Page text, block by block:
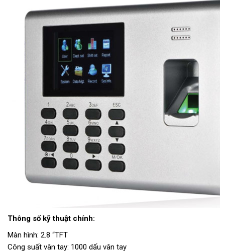
Thông số kỹ thuật chính:
Màn hình: 2.8 “TFT
Công suất vân tay: 1000 dấu vân tay